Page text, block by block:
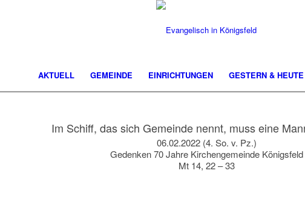
AKTUELL GEMEINDE EINRICHTUNGEN GESTERN & HEUTE
Im Schiff, das sich Gemeinde nennt, muss eine
06.02.2022 (4. So. v. Pz.)
Gedenken 70 Jahre Kirchengemeinde Königsfeld
Mt 14, 22 – 33